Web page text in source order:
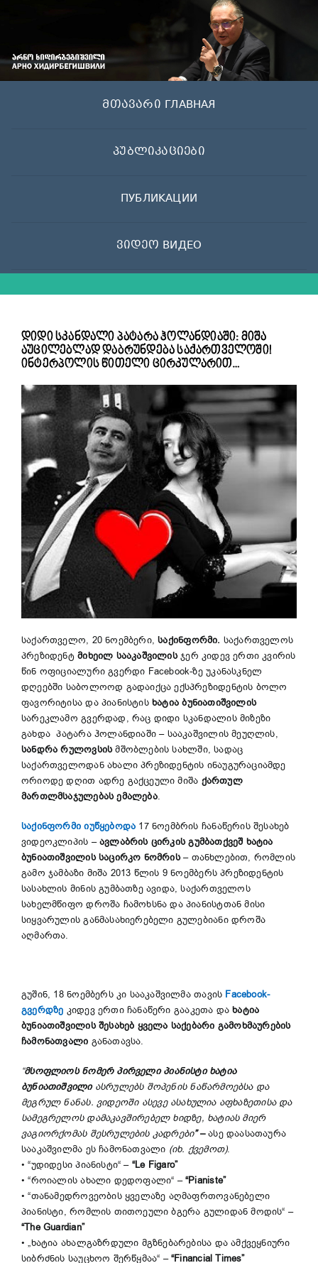
მთავარი ГЛАВНАЯ
პუბლიკაციები
ПУБЛИКАЦИИ
ვიდეო ВИДЕО
დიდი სკანდალი პატარა ჰოლანდიაში: მიშა
აუცილებლად დაბრუნდება საქართველოში!
ინტერპოლის წითელი ცირკულარით…
საქართველო, 20 ნოემბერი, საქინფორმი. საქართველოს
პრეზიდენტმიხეილ სააკაშვილისჯერ კიდევ ერთი კვირის
წინ ოფიციალური გვერდი Facebook-ზე უკანასკნელ
დღეებში საბოლოოდ გადაიქცა ექსპრეზიდენტის ბოლო
ფავორიტისა და პიანისტისხატია ბუნიათიშვილის
სარეკლამო გვერდად, რაც დიდი სკანდალის მიზეზი
გახდა პატარა ჰოლანდიაში – სააკაშვილის მეუღლის,
სანდრა რულოვსისმშობლების სახლში, სადაც
საქართველოდან ახალი პრეზიდენტის ინაუგურაციამდე
ორიოდე დღით ადრე გაქცეული მიშა ქართულ
მართლმსაჯულებას ემალება.
საქინფორმი იუწყებოდა 17 ნოემბრის ჩანაწერის შესახებ
ვიდეოკლიპის –ავლაბრის ცირკის გუმბათქვეშ ხატია
ბუნიათიშვილის საცირკო ნომრის– თანხლებით, რომლის
გამო ჯამბაზი მიშა 2013 წლის 9 ნოემბერს პრეზიდენტის
სასახლის მინის გუმბათზე ავიდა, საქართველოს
სახელმწიფო დროშა ჩამოხსნა და პიანისტთან მისი
სიყვარულის განმასახიერებელი გულებიანი დროშა
აღმართა.
გუშინ, 18 ნოემბერს კი სააკაშვილმა თავის Facebook-
გვერდზე კიდევ ერთი ჩანაწერი გააკეთა დახატია
ბუნიათიშვილის შესახებ ყველა საქებარი გამოხმაურების
ჩამონათვალი განათავსა.
“მსოფლიოს ნომერ პირველი პიანისტი ხატია
ბუნიათიშვილი ასრულებს შოპენის ნაწარმოებსა და
მეგრულ ნანას. ვიდეოში ასევე ასახულია აფხაზეთისა და
სამეგრელოს დამაკავშირებელ ხიდზე, ხატიას მიერ
ვაგიორქომას შესრულების კადრები”–ასე დაასათაურა
სააკაშვილმა ეს ჩამონათვალი (იხ. ქვემოთ).
• “უდიდესი პიანისტი“ – “Le Figaro”
• “როიალის ახალი დედოფალი“ –“Pianiste”
• “თანამედროვეობის ყველაზე აღმაფრთოვანებელი
პიანისტი, რომლის თითოეული ბგერა გულიდან მოდის“ –
“The Guardian”
• „ხატია ახალგაზრდული მგზნებარებისა და ამქვეყნიური
სიბრძნის საუცხოო შერწყმაა“ –“Financial Times”